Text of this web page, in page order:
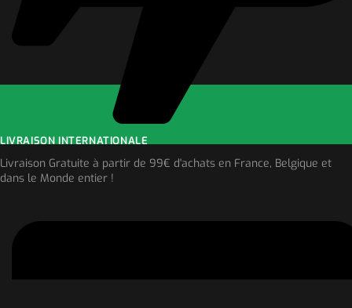
LIVRAISON INTERNATIONALE
Livraison Gratuite à partir de 99€ d'achats en France, Belgique et
dans le Monde entier !